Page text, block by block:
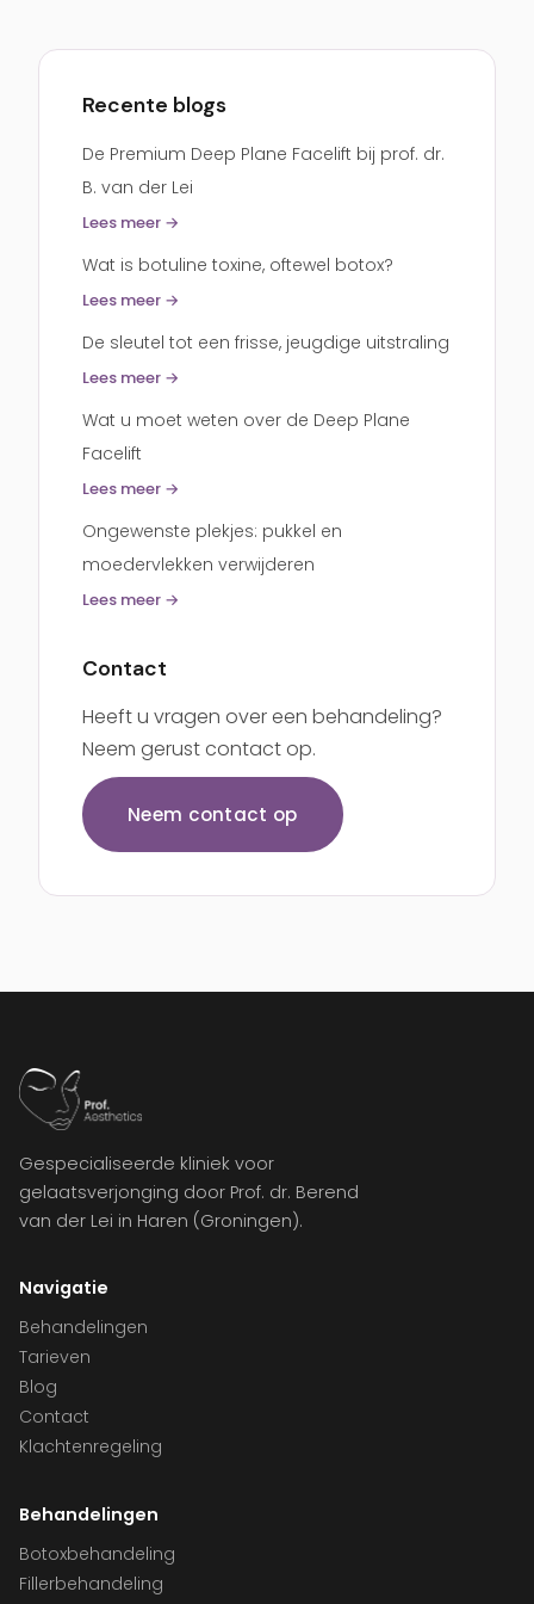
Recente blogs
De Premium Deep Plane Facelift bij prof. dr.
B. van der Lei
Lees meer →
Wat is botuline toxine, oftewel botox?
Lees meer →
De sleutel tot een frisse, jeugdige uitstraling
Lees meer →
Wat u moet weten over de Deep Plane
Facelift
Lees meer →
Ongewenste plekjes: pukkel en
moedervlekken verwijderen
Lees meer →
Contact
Heeft u vragen over een behandeling?
Neem gerust contact op.
Neem contact op
Gespecialiseerde kliniek voor
gelaatsverjonging door Prof. dr. Berend
van der Lei in Haren (Groningen).
Navigatie
Behandelingen
Tarieven
Blog
Contact
Klachtenregeling
Behandelingen
Botoxbehandeling
Fillerbehandeling